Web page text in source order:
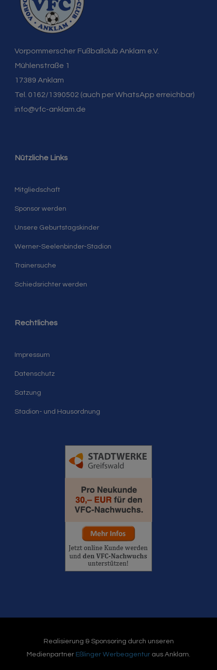
Vorpommerscher Fußballclub Anklam e.V.
Mühlenstraße 1
17389 Anklam
Tel. 0162/1390502 (auch per WhatsApp erreichbar)
info@vfc-anklam.de
Nützliche Links
Mitgliedschaft
Sponsor werden
Unsere Geburtstagskinder
Werner-Seelenbinder-Stadion
Trainersuche
Schiedsrichter werden
Rechtliches
Impressum
Datenschutz
Satzung
Stadion- und Hausordnung
Realisierung & Sponsoring durch unseren
Medienpartner Eßlinger Werbeagentur aus Anklam.